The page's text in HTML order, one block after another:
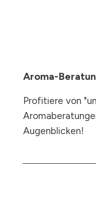
Aroma-
Profitiere von
Augenblicken!